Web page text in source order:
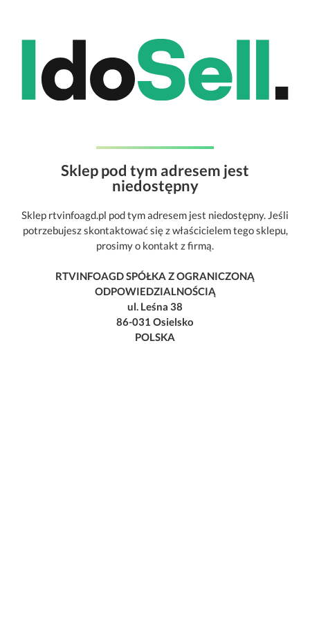
Sklep pod tym adresem jest
niedostępny
Sklep rtvinfoagd.pl pod tym adresem jest niedostępny. Jeśli
potrzebujesz skontaktować się z właścicielem tego sklepu,
prosimy o kontakt z firmą.
RTVINFOAGD SPÓŁKA Z OGRANICZONĄ
ODPOWIEDZIALNOŚCIĄ
ul. Leśna 38
86-031 Osielsko
POLSKA